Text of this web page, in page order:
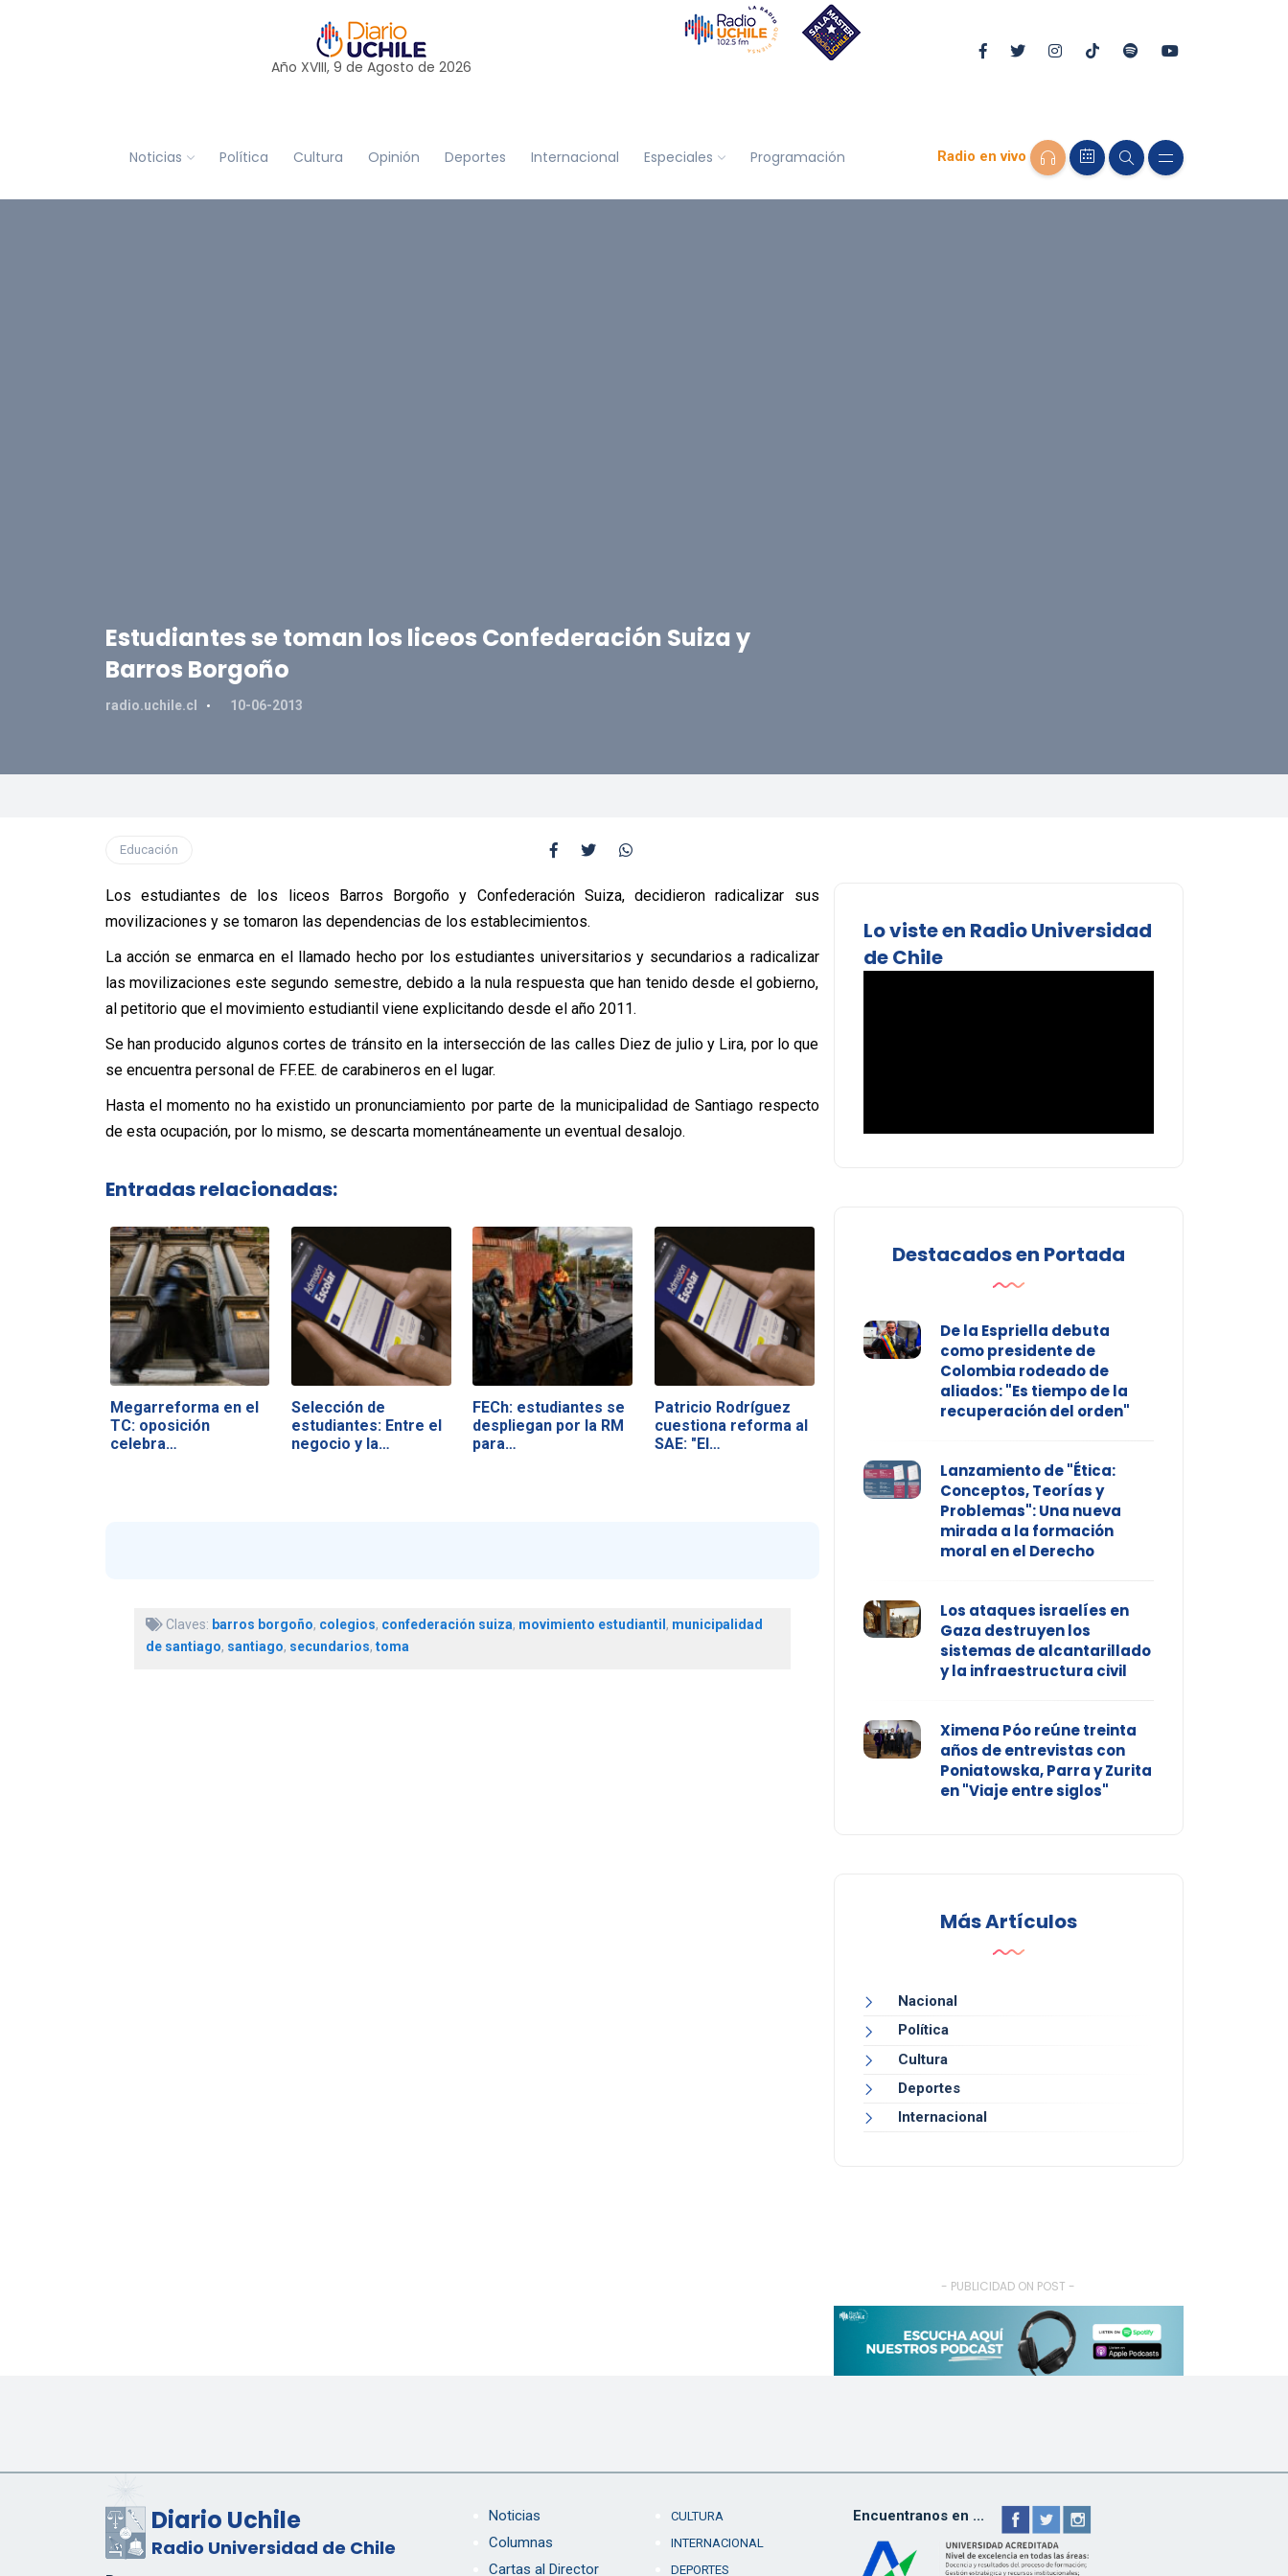
Año XVIII, 9 de Agosto de 2026
Noticias Política Cultura Opinión Deportes Internacional Especiales Programación Radio en vivo
Estudiantes se toman los liceos Confederación Suiza y
Barros Borgoño
radio.uchile.cl 10-06-2013
Educación
Los estudiantes de los liceos Barros Borgoño y Confederación Suiza, decidieron radicalizar sus
movilizaciones y se tomaron las dependencias de los establecimientos.
La acción se enmarca en el llamado hecho por los estudiantes universitarios y secundarios a radicalizar
las movilizaciones este segundo semestre, debido a la nula respuesta que han tenido desde el gobierno,
al petitorio que el movimiento estudiantil viene explicitando desde el año 2011.
Se han producido algunos cortes de tránsito en la intersección de las calles Diez de julio y Lira, por lo que
se encuentra personal de FF.EE. de carabineros en el lugar.
Hasta el momento no ha existido un pronunciamiento por parte de la municipalidad de Santiago respecto
de esta ocupación, por lo mismo, se descarta momentáneamente un eventual desalojo.
Entradas relacionadas:
Megarreforma en el
TC: oposición
celebra…
Selección de
estudiantes: Entre el
negocio y la…
FECh: estudiantes se
despliegan por la RM
para…
Patricio Rodríguez
cuestiona reforma al
SAE: "El…
Claves: barros borgoño, colegios, confederación suiza, movimiento estudiantil , municipalidad
de santiago, santiago, secundarios, toma
Lo viste en Radio Universidad
de Chile
Destacados en Portada
De la Espriella debuta
como presidente de
Colombia rodeado de
aliados: "Es tiempo de la
recuperación del orden"
Lanzamiento de "Ética:
Conceptos, Teorías y
Problemas": Una nueva
mirada a la formación
moral en el Derecho
Los ataques israelíes en
Gaza destruyen los
sistemas de alcantarillado
y la infraestructura civil
Ximena Póo reúne treinta
años de entrevistas con
Poniatowska, Parra y Zurita
en "Viaje entre siglos"
Más Artículos
Nacional
Política
Cultura
Deportes
Internacional
- PUBLICIDAD ON POST -
Diario Uchile
Radio Universidad de Chile
Noticias
Columnas
Cartas al Director
CULTURA
INTERNACIONAL
DEPORTES
Encuentranos en ...